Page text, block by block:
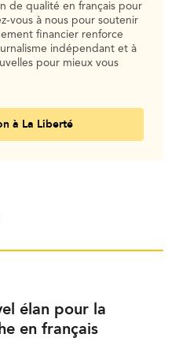
de qualité en français pour
vous à nous pour soutenir
financier renforce
indépendant et à
pour mieux vous
à La Liberté
élan pour la
en français